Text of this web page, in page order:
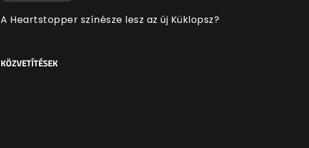
A Heartstopper színésze lesz az új Küklopsz?
KÖZVETÍTÉSEK